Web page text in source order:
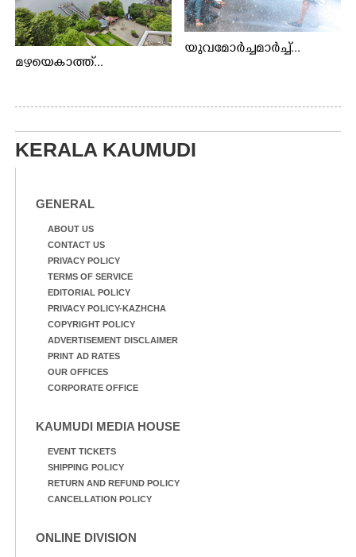
മഴയെകാത്ത്...
യുവമോർച്ചമാർച്ച്...
KERALA KAUMUDI
GENERAL
ABOUT US
CONTACT US
PRIVACY POLICY
TERMS OF SERVICE
EDITORIAL POLICY
PRIVACY POLICY-KAZHCHA
COPYRIGHT POLICY
ADVERTISEMENT DISCLAIMER
PRINT AD RATES
OUR OFFICES
CORPORATE OFFICE
KAUMUDI MEDIA HOUSE
EVENT TICKETS
SHIPPING POLICY
RETURN AND REFUND POLICY
CANCELLATION POLICY
ONLINE DIVISION